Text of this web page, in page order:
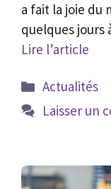
a fait la joie du
quelques jours
Lire l’article
Catégories
Actualités
Laisser un